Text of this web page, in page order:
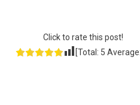
Click to rate this post!
[Total: 5 Average: